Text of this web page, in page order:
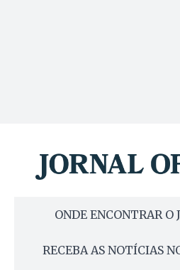
ONDE ENCONTRAR O
RECEBA AS NOTÍCIAS